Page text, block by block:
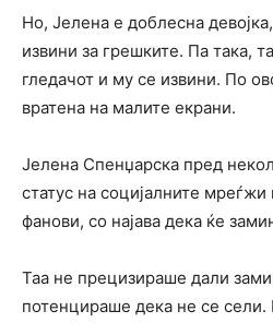
Но, Јелена е доблесна
извини за грешките. Па така,
гледачот и му се извини. По
вратена на малите екрани.
Јелена Спенџарска пред
статус на социјалните мреѓжи
фанови, со најава дека ќе
Таа не прецизираше дали
потенцираше дека не се